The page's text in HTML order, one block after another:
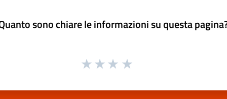
sono chiare le informazioni su questa